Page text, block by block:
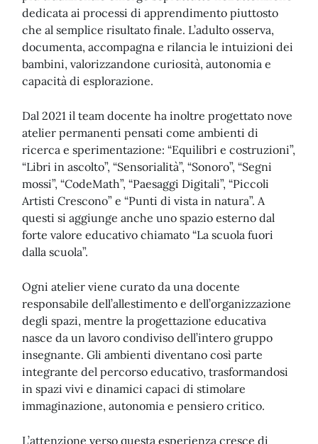
dedicata ai processi di apprendimento piuttosto
che al semplice risultato finale. L’adulto osserva,
documenta, accompagna e rilancia le intuizioni dei
bambini, valorizzandone curiosità, autonomia e
capacità di esplorazione.
Dal 2021 il team docente ha inoltre progettato nove
atelier permanenti pensati come ambienti di
ricerca e sperimentazione: “Equilibri e costruzioni”,
“Libri in ascolto”, “Sensorialità”, “Sonoro”, “Segni
mossi”, “CodeMath”, “Paesaggi Digitali”, “Piccoli
Artisti Crescono” e “Punti di vista in natura”. A
questi si aggiunge anche uno spazio esterno dal
forte valore educativo chiamato “La scuola fuori
dalla scuola”.
Ogni atelier viene curato da una docente
responsabile dell’allestimento e dell’organizzazione
degli spazi, mentre la progettazione educativa
nasce da un lavoro condiviso dell’intero gruppo
insegnante. Gli ambienti diventano così parte
integrante del percorso educativo, trasformandosi
in spazi vivi e dinamici capaci di stimolare
immaginazione, autonomia e pensiero critico.
L’attenzione verso questa esperienza cresce di